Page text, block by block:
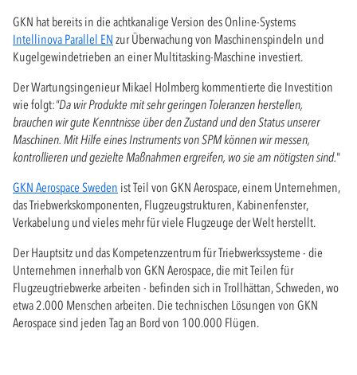
GKN hat bereits in die achtkanalige Version des Online-Systems
Intellinova Parallel EN zur Überwachung von Maschinenspindeln und
Kugelgewindetrieben an einer Multitasking-Maschine investiert.
Der Wartungsingenieur Mikael Holmberg kommentierte die Investition
wie folgt:"Da wir Produkte mit sehr geringen Toleranzen herstellen,
brauchen wir gute Kenntnisse über den Zustand und den Status unserer
Maschinen. Mit Hilfe eines Instruments von SPM können wir messen,
kontrollieren und gezielte Maßnahmen ergreifen, wo sie am nötigsten sind."
GKN Aerospace Sweden ist Teil von GKN Aerospace, einem Unternehmen,
das Triebwerkskomponenten, Flugzeugstrukturen, Kabinenfenster,
Verkabelung und vieles mehr für viele Flugzeuge der Welt herstellt.
Der Hauptsitz und das Kompetenzzentrum für Triebwerkssysteme - die
Unternehmen innerhalb von GKN Aerospace, die mit Teilen für
Flugzeugtriebwerke arbeiten - befinden sich in Trollhättan, Schweden, wo
etwa 2.000 Menschen arbeiten. Die technischen Lösungen von GKN
Aerospace sind jeden Tag an Bord von 100.000 Flügen.